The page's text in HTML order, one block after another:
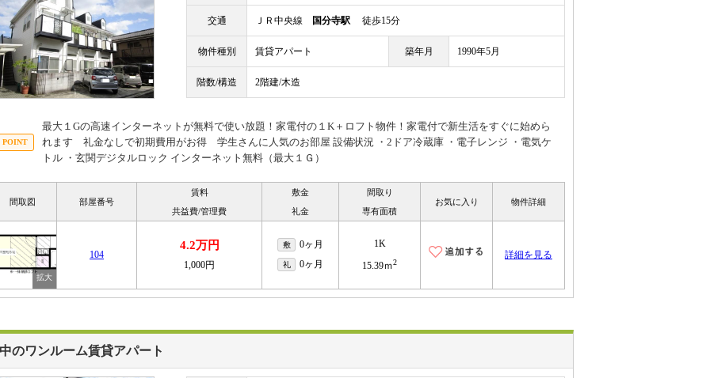
交通 ＪＲ中央線 国分寺駅 徒歩15分
物件種別 賃貸アパート 築年月 1990年5月
階数/構造 2階建/木造
最大１Gの高速インターネットが無料で使い放題！家電付の１K＋ロフト物件！家電付で新生活をすぐに始めら
れます 礼金なしで初期費用がお得 学生さんに人気のお部屋 設備状況 ・2ドア冷蔵庫 ・電子レンジ ・電気ケ
トル ・玄関デジタルロック インターネット無料（最大１Ｇ）
間取図 部屋番号
賃料
共益費/管理費
敷金
礼金
間取り
専有面積
お気に入り 物件詳細
104
4.2万円
1,000円
敷 0ヶ月
礼 0ヶ月
1K
15.39ｍ2
詳細を見る
のワンルーム賃貸アパート